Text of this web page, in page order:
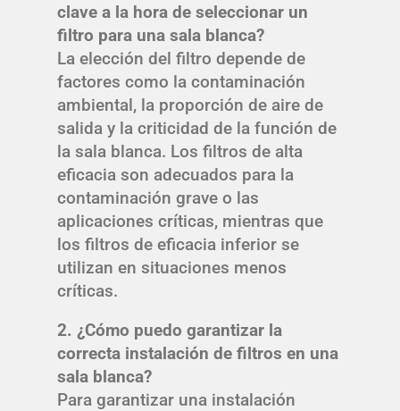
clave a la hora de seleccionar un
filtro para una sala blanca?
La elección del filtro depende de
factores como la contaminación
ambiental, la proporción de aire de
salida y la criticidad de la función de
la sala blanca. Los filtros de alta
eficacia son adecuados para la
contaminación grave o las
aplicaciones críticas, mientras que
los filtros de eficacia inferior se
utilizan en situaciones menos
críticas.
2. ¿Cómo puedo garantizar la
correcta instalación de filtros en una
sala blanca?
Para garantizar una instalación